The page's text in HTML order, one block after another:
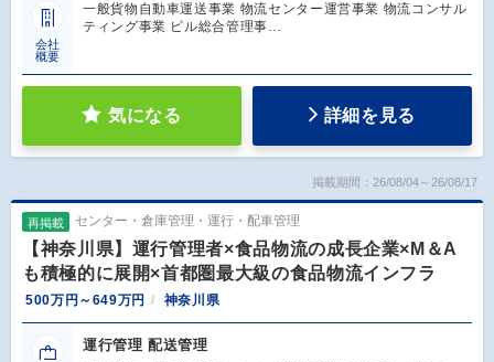
会社
概要
一般貨物自動車運送事業 物流センター運営事業 物流コンサル
ティング事業 ビル総合管理事…
気になる 詳細を見る
掲載期間：26/08/04～26/08/17
再掲載 センター・倉庫管理・運行・配車管理
【神奈川県】運行管理者×食品物流の成長企業×M＆A
も積極的に展開×首都圏最大級の食品物流インフラ
500万円～649万円 神奈川県
運行管理 配送管理